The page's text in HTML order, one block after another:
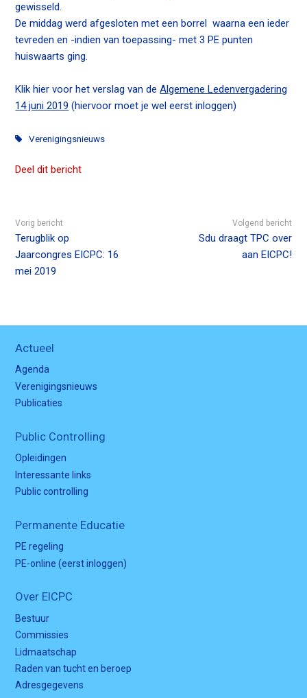
gewisseld.
De middag werd afgesloten met een borrel waarna een ieder
tevreden en -indien van toepassing- met 3 PE punten
huiswaarts ging.
Klik hier voor het verslag van deAlgemene Ledenvergadering
14 juni 2019 (hiervoor moet je wel eerst inloggen)
Verenigingsnieuws
Deel dit bericht
Vorig bericht
Terugblik op
Jaarcongres EICPC: 16
mei 2019
Volgend bericht
Sdu draagt TPC over
aan EICPC!
Actueel
Agenda
Verenigingsnieuws
Publicaties
Public Controlling
Opleidingen
Interessante links
Public controlling
Permanente Educatie
PE regeling
PE-online (eerst inloggen)
Over EICPC
Bestuur
Commissies
Lidmaatschap
Raden van tucht en beroep
Adresgegevens